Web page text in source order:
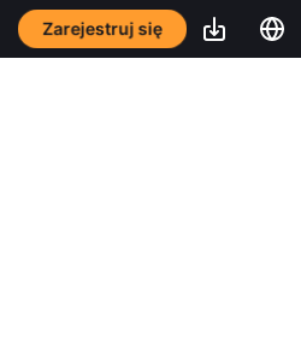
Zarejestruj się